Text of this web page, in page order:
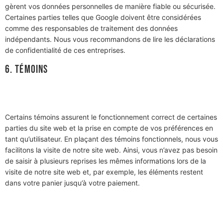
gèrent vos données personnelles de manière fiable ou sécurisée.
Certaines parties telles que Google doivent être considérées
comme des responsables de traitement des données
indépendants. Nous vous recommandons de lire les déclarations
de confidentialité de ces entreprises.
6. Témoins
Certains témoins assurent le fonctionnement correct de certaines
parties du site web et la prise en compte de vos préférences en
tant qu’utilisateur. En plaçant des témoins fonctionnels, nous vous
facilitons la visite de notre site web. Ainsi, vous n’avez pas besoin
de saisir à plusieurs reprises les mêmes informations lors de la
visite de notre site web et, par exemple, les éléments restent
dans votre panier jusqu’à votre paiement.